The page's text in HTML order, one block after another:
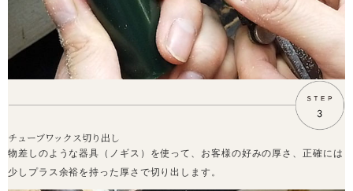
チューブワックス切り出し
物差しのような器具（ノギス）を使って、お客様の好みの厚さ、正確には
少しプラス余裕を持った厚さで切り出します。